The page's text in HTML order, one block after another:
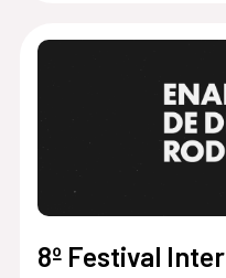
8º Festival